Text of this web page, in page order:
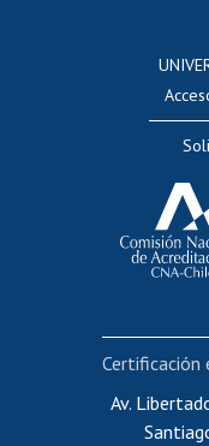
Av.
Certificación